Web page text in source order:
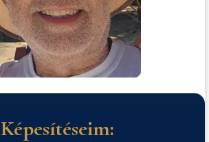
Képesítéseim: